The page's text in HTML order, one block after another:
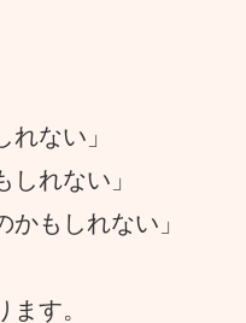
れない」
しれない」
かもしれない」
す。